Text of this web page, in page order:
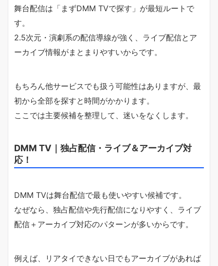
舞台配信は「まずDMM TVで探す」が最短ルートで
す。
2.5次元・演劇系の配信導線が強く、ライブ配信とア
ーカイブ情報がまとまりやすいからです。
もちろん他サービスでも扱う可能性はありますが、最
初から全部を探すと時間がかかります。
ここでは主要候補を整理して、迷いをなくします。
DMM TV｜独占配信・ライブ＆アーカイブ対
応！
DMM TVは舞台配信で最も使いやすい候補です。
なぜなら、独占配信や先行配信になりやすく、ライブ
配信＋アーカイブ対応のパターンが多いからです。
例えば、リアタイできない日でもアーカイブがあれば